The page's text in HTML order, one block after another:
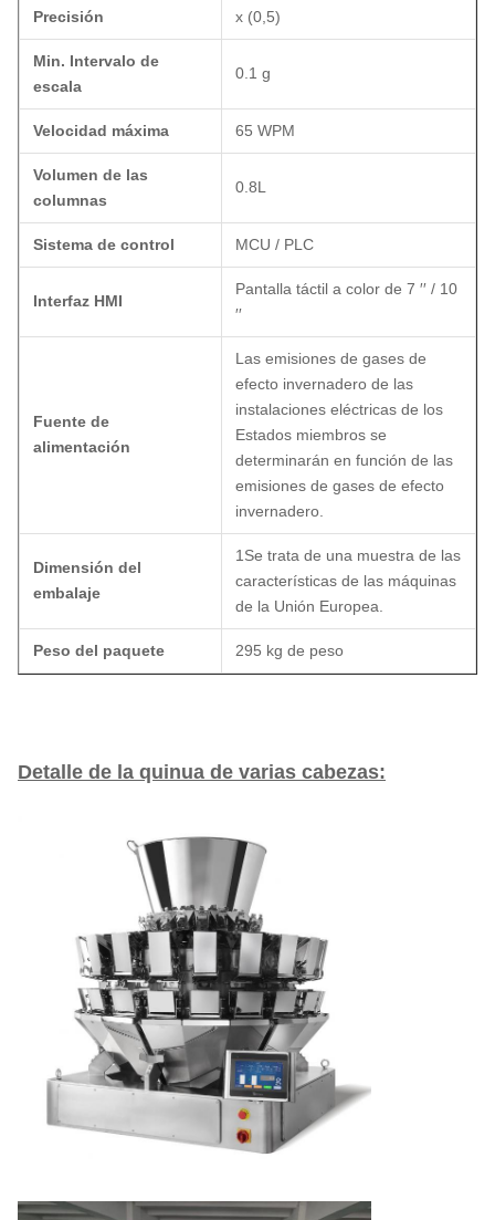
Precisión x (0,5)
Min. Intervalo de
escala
0.1 g
Velocidad máxima 65 WPM
Volumen de las
columnas
0.8L
Sistema de control MCU / PLC
Interfaz HMI
Pantalla táctil a color de 7 ′′ / 10
′′
Fuente de
alimentación
Las emisiones de gases de
efecto invernadero de las
instalaciones eléctricas de los
Estados miembros se
determinarán en función de las
emisiones de gases de efecto
invernadero.
Dimensión del
embalaje
1Se trata de una muestra de las
características de las máquinas
de la Unión Europea.
Peso del paquete 295 kg de peso
Detalle de la quinua de varias cabezas: